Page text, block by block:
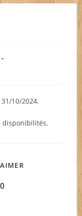
10/2024.
disponibilités.